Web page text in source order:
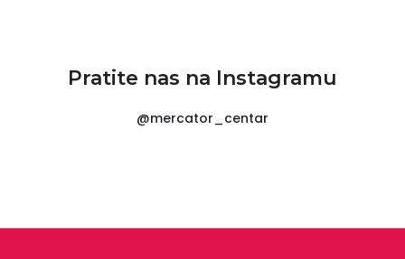
Pratite nas na Instagramu
@mercator_centar